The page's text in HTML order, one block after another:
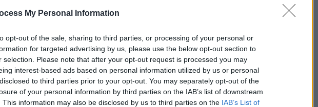
My Personal Information
opt-out of the sale, sharing to third parties, or processing of your personal or
for targeted advertising by us, please use the below opt-out section to
selection. Please note that after your opt-out request is processed you may
interest-based ads based on personal information utilized by us or personal
to third parties prior to your opt-out. You may separately opt-out of the
of your personal information by third parties on the IAB’s list of downstream
This information may also be disclosed by us to third parties on the IAB’s List of
au moment précis, contourne le rond-point
diffusant un message pour dissuader ces
pour le franchissement d’un rond-point,